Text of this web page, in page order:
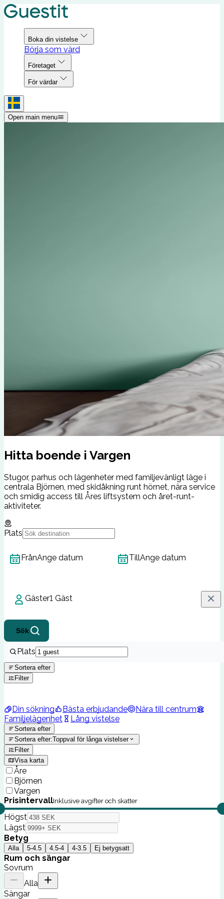
Boka din vistelse
Börja som värd
Företaget
För värdar
Open main menu
Hitta boende i Vargen
Stugor, parhus och lägenheter med familjevänligt läge i
centrala Björnen, med skidåkning runt hörnet, nära service
och smidig access till Åres liftsystem och året-runt-
aktiviteter.
Plats
FrånAnge datum TillAnge datum
Gäster1 Gäst
Sök
Plats
Sortera efter
Filter
Din sökning Bästa erbjudande
Nära till centrum
Familjelägenhet
Lång vistelse
Sortera efter
Sortera efter:Toppval för långa vistelser
Filter
Visa karta
Åre
Björnen
Vargen
PrisintervallInklusive avgifter och skatter
Högst
Lägst
Betyg
Alla 5-4.5 4.5-4 4-3.5 Ej betygsatt
Rum och sängar
Sovrum
Alla
Sängar